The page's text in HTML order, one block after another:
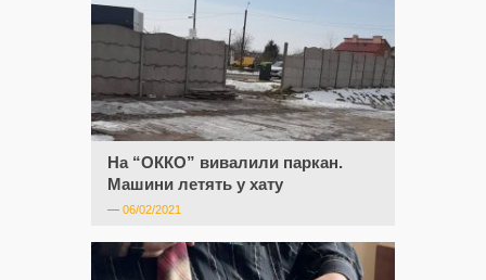
На “ОККО” вивалили паркан.
Машини летять у хату
— 06/02/2021